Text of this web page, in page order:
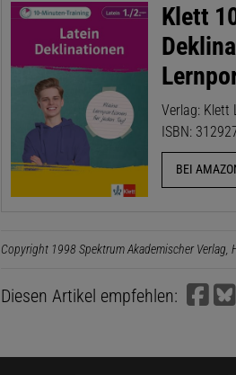
Klett
Verlag: Klett
ISBN:
BEI
Copyright 1998 Spektrum Akademischer Verlag,
Diesen Artikel empfehlen: